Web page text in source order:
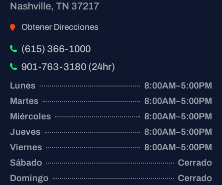
Nashville, TN 37217
Obtener Direcciones
(615) 366-1000
901-763-3180 (24hr)
Lunes
8:00AM–5:00PM
Martes
8:00AM–5:00PM
Miércoles
8:00AM–5:00PM
Jueves
8:00AM–5:00PM
Viernes
8:00AM–5:00PM
Sábado
Cerrado
Domingo
Cerrado